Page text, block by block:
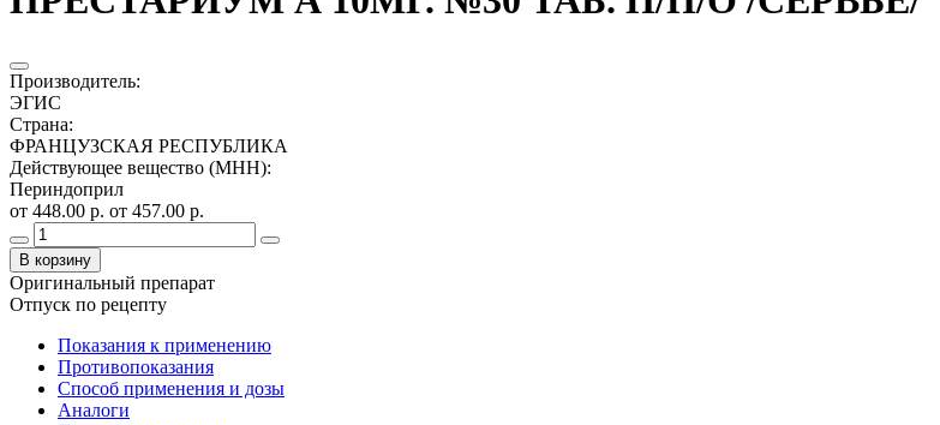
Производитель:
ЭГИС
Страна:
ФРАНЦУЗСКАЯ РЕСПУБЛИКА
Действующее вещество (МНН):
Периндоприл
от 448.00 р. от 457.00 р.
В корзину
Оригинальный препарат
Отпуск по рецепту
Показания к применению
Противопоказания
Способ применения и дозы
Аналоги